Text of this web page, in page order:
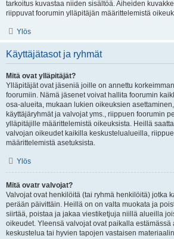
tarkoitus kuvastaa niiden sisältöä. Aiheiden
riippuvat foorumin ylläpitäjän määrittelemistä
Ylös
Käyttäjätasot ja ryhmät
Mitä ovat ylläpitäjät?
Ylläpitäjät ovat jäseniä joille on annettu
foorumiin. Nämä jäsenet voivat hallita foorumin
osa-alueita, mukaan lukien oikeuksien
käyttäjäryhmät ja valvojat yms., riippuen foorumin
ylläpitäjille määrittelemistä oikeuksista. Heillä
valvojan oikeudet kaikilla keskustelualueilla,
määrittelemistä asetuksista.
Ylös
Mitä ovatr valvojat?
Valvojat ovat henkilöitä (tai ryhmä henkilöitä) jotka
perään päivittäin. Heillä on on valta muokata ja
siirtää, poistaa ja jakaa viestiketjuja niillä alueilla
oikeudet. Yleensä valvojat ovat paikalla estämässä
keskustelua tai hyvien tapojen vastaisen